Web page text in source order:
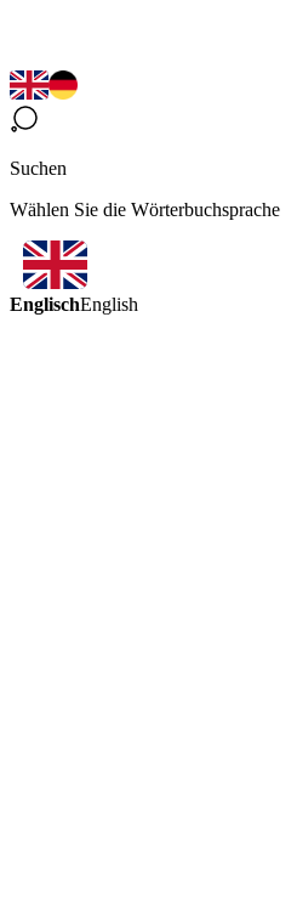
Suchen
Wählen Sie die Wörterbuchsprache
EnglischEnglish